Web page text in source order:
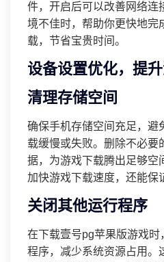
件，开启后可以改善网络连
境不佳时，帮助你更快地完
载，节省宝贵时间。
设备设置优化，提
清理存储空间
确保手机存储空间充足，避
载缓慢或失败。删除不必要
据，为游戏下载腾出足够空
加快游戏下载速度，还能保
关闭其他运行程序
在下载壹号pg苹果版游戏
程序，减少系统资源占用。